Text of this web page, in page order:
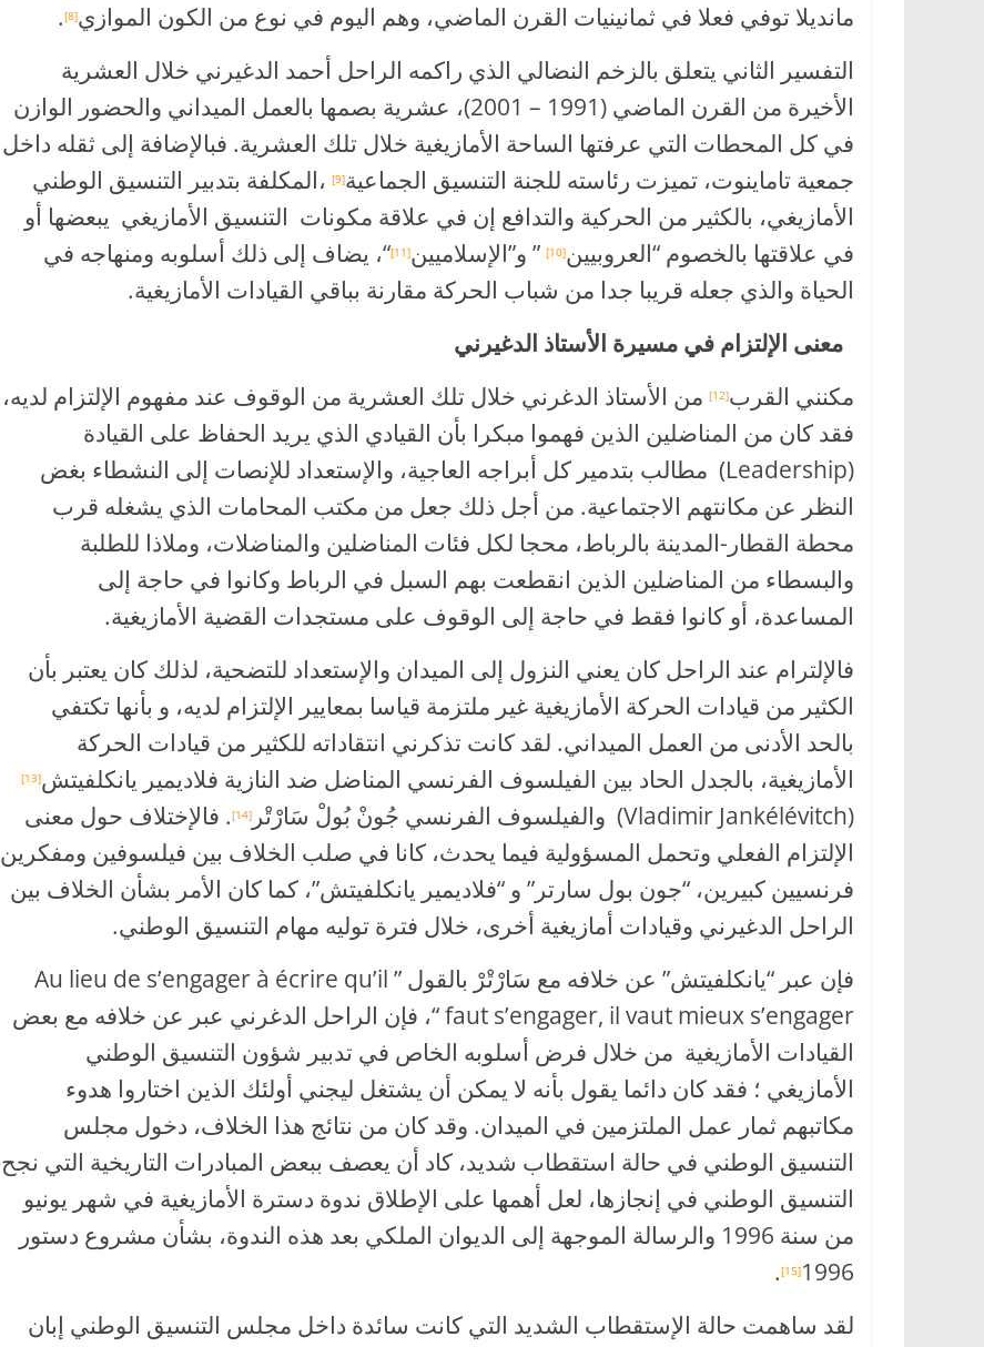
مانديلا توفي فعلا في ثمانينيات القرن الماضي، وهم اليوم في نوع من الكون الموازي[8]
.
التفسير الثاني يتعلق بالزخم النضالي الذي راكمه الراحل أحمد الدغيرني خلال العشرية
الأخيرة من القرن الماضي (1991 – 2001)، عشرية بصمها بالعمل الميداني والحضور الوازن
في كل المحطات التي عرفتها الساحة الأمازيغية خلال تلك العشرية. فبالإضافة إلى ثقله داخل
جمعية تاماينوت، تميزت رئاسته للجنة التنسيق الجماعية[9]
،المكلفة بتدبير التنسيق الوطني
الأمازيغي، بالكثير من الحركية والتدافع إن في علاقة مكونات التنسيق الأمازيغي يبعضها أو
في علاقتها بالخصوم “العروبيين[10] ” و”الإسلاميين[11]
“، يضاف إلى ذلك أسلوبه ومنهاجه في
الحياة والذي جعله قريبا جدا من شباب الحركة مقارنة بباقي القيادات الأمازيغية.
معنى الإلتزام في مسيرة الأستاذ الدغيرني
مكنني القرب[12]
من الأستاذ الدغرني خلال تلك العشرية من الوقوف عند مفهوم الإلتزام لديه،
فقد كان من المناضلين الذين فهموا مبكرا بأن القيادي الذي يريد الحفاظ على القيادة
(Leadership) مطالب بتدمير كل أبراجه العاجية، والإستعداد للإنصات إلى النشطاء بغض
النظر عن مكانتهم الاجتماعية. من أجل ذلك جعل من مكتب المحامات الذي يشغله قرب
محطة القطار-المدينة بالرباط، محجا لكل فئات المناضلين والمناضلات، وملاذا للطلبة
والبسطاء من المناضلين الذين انقطعت بهم السبل في الرباط وكانوا في حاجة إلى
المساعدة، أو كانوا فقط في حاجة إلى الوقوف على مستجدات القضية الأمازيغية.
فالإلترام عند الراحل كان يعني النزول إلى الميدان والإستعداد للتضحية، لذلك كان يعتبر بأن
الكثير من قيادات الحركة الأمازيغية غير ملتزمة قياسا بمعايير الإلتزام لديه، و بأنها تكتفي
بالحد الأدنى من العمل الميداني. لقد كانت تذكرني انتقاداته للكثير من قيادات الحركة
الأمازيغية، بالجدل الحاد بين الفيلسوف الفرنسي المناضل ضد النازية فلاديمير يانكلفيتش[13]
(Vladimir Jankélévitch) والفيلسوف الفرنسي جُونْ بُولْ سَارْتْر [14]
. فالإختلاف حول معنى
الإلتزام الفعلي وتحمل المسؤولية فيما يحدث، كانا في صلب الخلاف بين فيلسوفين ومفكرين
فرنسيين كبيرين، “جون بول سارتر” و “فلاديمير يانكلفيتش”، كما كان الأمر بشأن الخلاف بين
الراحل الدغيرني وقيادات أمازيغية أخرى، خلال فترة توليه مهام التنسيق الوطني.
فإن عبر “يانكلفيتش” عن خلافه مع سَارْتْرْ بالقول ” Au lieu de s’engager à écrire qu’il
faut s’engager, il vaut mieux s’engager “، فإن الراحل الدغرني عبر عن خلافه مع بعض
القيادات الأمازيغية من خلال فرض أسلوبه الخاص في تدبير شؤون التنسيق الوطني
الأمازيغي ؛ فقد كان دائما يقول بأنه لا يمكن أن يشتغل ليجني أولئك الذين اختاروا هدوء
مكاتبهم ثمار عمل الملتزمين في الميدان. وقد كان من نتائج هذا الخلاف، دخول مجلس
التنسيق الوطني في حالة استقطاب شديد، كاد أن يعصف ببعض المبادرات التاريخية التي نجح
التنسيق الوطني في إنجازها، لعل أهمها على الإطلاق ندوة دسترة الأمازيغية في شهر يونيو
من سنة 1996 والرسالة الموجهة إلى الديوان الملكي بعد هذه الندوة، بشأن مشروع دستور
1996
[15]
.
لقد ساهمت حالة الإستقطاب الشديد التي كانت سائدة داخل مجلس التنسيق الوطني إبان